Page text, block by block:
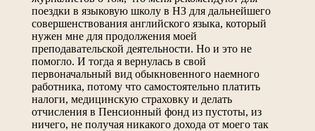
поездки в языковую школу в НЗ для дальнейшего
совершенствования английского языка, который
нужен мне для продолжения моей
преподавательской деятельности. Но и это не
помогло. И тогда я вернулась в свой
первоначальный вид обыкновенного наемного
работника, потому что самостоятельно платить
налоги, медицинскую страховку и делать
отчисления в Пенсионный фонд из пустоты, из
ничего, не получая никакого дохода от моего так